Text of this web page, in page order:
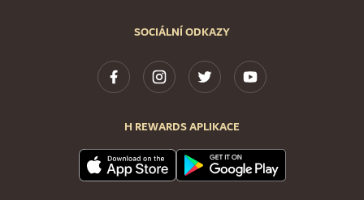
SOCIÁLNÍ ODKAZY
H REWARDS APLIKACE